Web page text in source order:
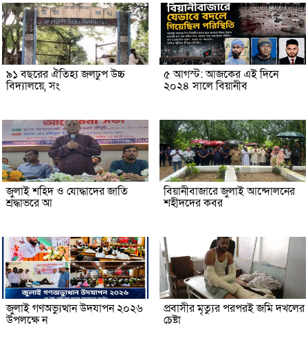
৯১ বছরের ঐতিহ্য জলঢুপ উচ্চ
বিদ্যালয়ে, সং
৫ আগস্ট: আজকের এই দিনে
২০২৪ সালে বিয়ানীব
জুলাই শহিদ ও যোদ্ধাদের জাতি
শ্রদ্ধাভরে আ
বিয়ানীবাজারে জুলাই আন্দোলনের
শহীদদের কবর
জুলাই গণঅভ্যুত্থান উদযাপন ২০২৬
উপলক্ষে ন
প্রবাসীর মৃত্যুর পরপরই জমি দখলের
চেষ্টা